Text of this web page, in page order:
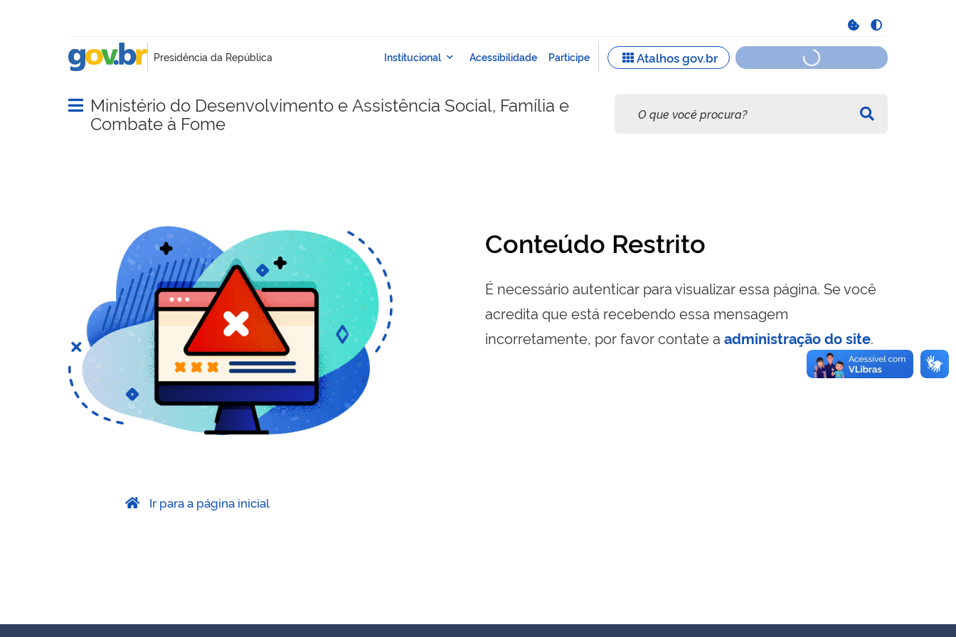
Abrir menu principal de navegação
Ministério do Desenvolvimento e Assistência Social, Família e
Combate à Fome
Conteúdo Restrito
É necessário autenticar para visualizar essa página. Se você
acredita que está recebendo essa mensagem
incorretamente, por favor contate a administração do site.
Ir para a página inicial